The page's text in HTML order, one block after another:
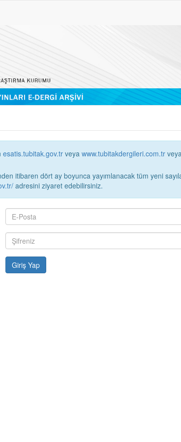
esatis.tubitak.gov.tr veya www.tubitakdergileri.com.tr veya
itibaren dört ay boyunca yayımlanacak tüm yeni sayılar sadece
adresini ziyaret edebilirsiniz.